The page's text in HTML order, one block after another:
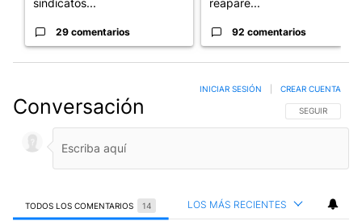
29 comentarios 92 comentarios
Conversación SIGA ESTA
SEGUIR
INICIAR SESIÓN CREAR CUENTA
TODOS LOS COMENTARIOS 14 LOS MÁS RECIENTES